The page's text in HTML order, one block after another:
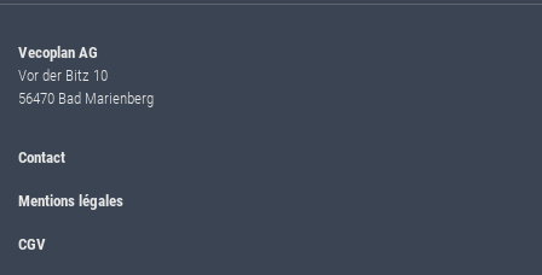
Vecoplan AG
Vor der Bitz 10
56470 Bad Marienberg
Contact
Mentions légales
CGV